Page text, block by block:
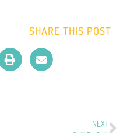
SHARE THIS POST
NEXT